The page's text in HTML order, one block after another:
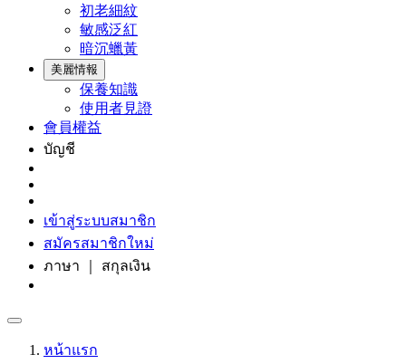
初老細紋
敏感泛紅
暗沉蠟黃
美麗情報
保養知識
使用者見證
會員權益
บัญชี
เข้าสู่ระบบสมาชิก
สมัครสมาชิกใหม่
ภาษา ｜ สกุลเงิน
หน้าแรก